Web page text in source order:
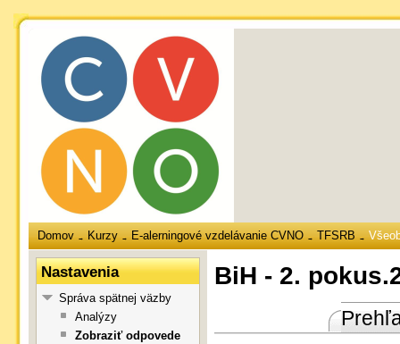
Domov → Kurzy → E-alerningové vzdelávanie CVNO → TFSRB →
BiH - 2.
Nastavenia
Správa spätnej väzby
Analýzy
Zobraziť odpovede